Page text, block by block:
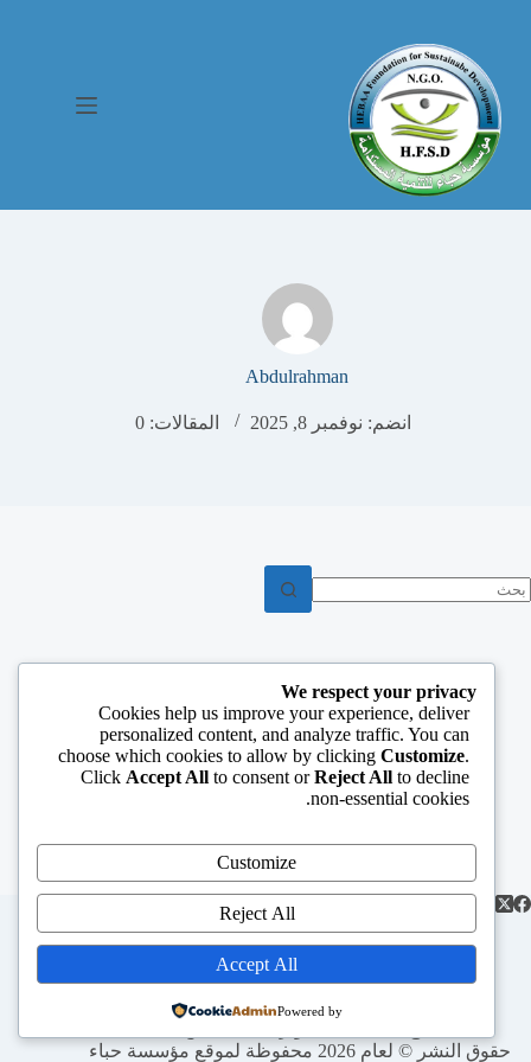
Abdulrahman
انضم: نوفمبر 8, 2025 المقالات: 0
الرئيسية الأطعام الأعمار
الإغاثة الإنسانية
الدورات و الورش
السقاية
الصحة
حقوق النشر © لعام 2026 محفوظة لموقع مؤسسة حباء
We respect your privacy
Cookies help us improve your experience, deliver
personalized content, and analyze traffic. You can
choose which cookies to allow by clickingCustomize.
Click Accept All to consent orReject All to decline
non-essential cookies.
Customize
Reject All
Accept All
Powered by